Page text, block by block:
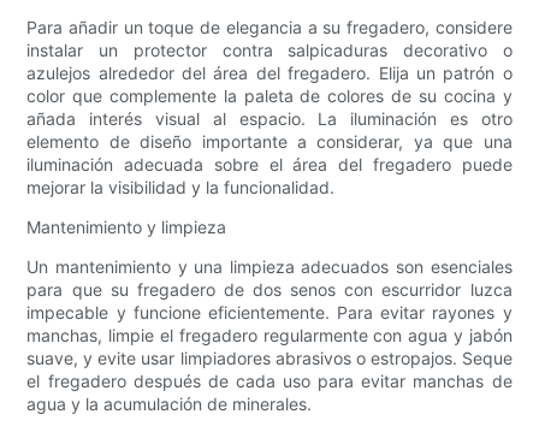
Para añadir un toque de elegancia a su fregadero, considere
instalar un protector contra salpicaduras decorativo o
azulejos alrededor del área del fregadero. Elija un patrón o
color que complemente la paleta de colores de su cocina y
añada interés visual al espacio. La iluminación es otro
elemento de diseño importante a considerar, ya que una
iluminación adecuada sobre el área del fregadero puede
mejorar la visibilidad y la funcionalidad.
Mantenimiento y limpieza
Un mantenimiento y una limpieza adecuados son esenciales
para que su fregadero de dos senos con escurridor luzca
impecable y funcione eficientemente. Para evitar rayones y
manchas, limpie el fregadero regularmente con agua y jabón
suave, y evite usar limpiadores abrasivos o estropajos. Seque
el fregadero después de cada uso para evitar manchas de
agua y la acumulación de minerales.